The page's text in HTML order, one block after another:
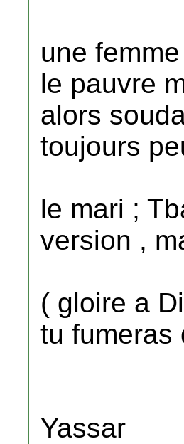
une
le pauvre
alors
toujours
le mari ;
version ,
( gloire a
tu fumeras
Yassar